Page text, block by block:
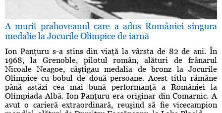
A murit prahoveanul care a adus României singura
medalie la Jocurile Olimpice de iarnă
Ion Panţuru s-a stins din viaţă la vârsta de 82 de ani. În
1968, la Grenoble, pilotul român, alături de frânarul
Nicoale Neagoe, câştigau medalia de bronz la Jocurile
Olimpice cu bobul de două persoane. Acest titlu rămâne
până astăzi cea mai bună performanţă a României la
Olimpiada Albă. Ion Panţuru era originar din Comarnic. A
avut o carieră extraordinară, reuşind să fie vicecampion